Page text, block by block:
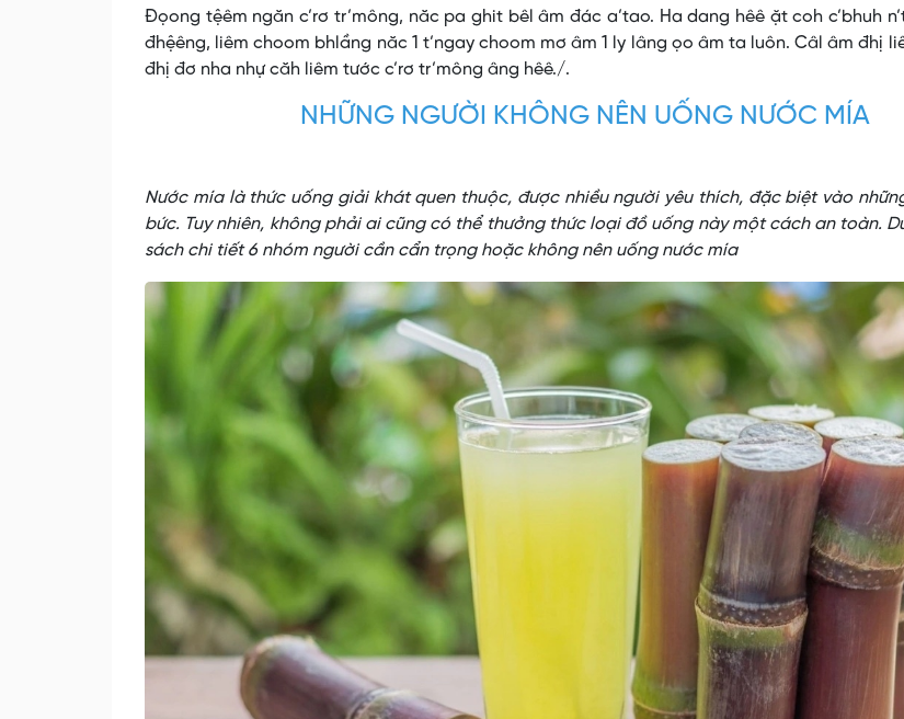
Đọong tệêm ngăn c’rơ tr’mông, năc pa ghit bêl âm đác a’tao. Ha dang hêê ặt coh c’bhuh
đhệêng, liêm choom bhlầng năc 1 t’ngay choom mơ âm 1 ly lâng ọo âm ta luôn. Câl âm đhị
đhị đơ nha nhự căh liêm tước c’rơ tr’mông âng hêê./.
NHỮNG NGƯỜI KHÔNG NÊN UỐNG NƯỚC MÍA
Nước mía là thức uống giải khát quen thuộc, được nhiều người yêu thích, đặc biệt vào
bức. Tuy nhiên, không phải ai cũng có thể thưởng thức loại đồ uống này một cách an toàn.
sách chi tiết 6 nhóm người cần cẩn trọng hoặc không nên uống nước mía